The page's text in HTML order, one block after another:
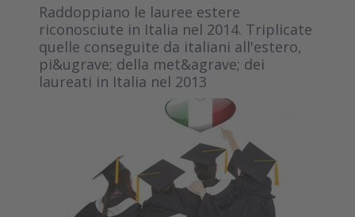
Raddoppiano le lauree estere
riconosciute in Italia nel 2014. Triplicate
quelle conseguite da italiani all'estero,
pi&ugrave; della met&agrave; dei
laureati in Italia nel 2013